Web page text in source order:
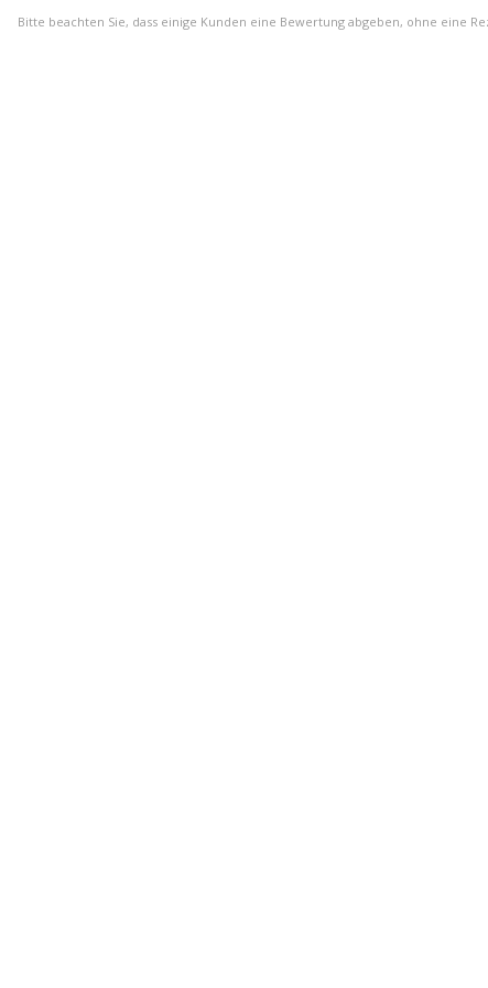
Bitte beachten Sie, dass einige Kunden eine Bewertung abgeben, ohne eine